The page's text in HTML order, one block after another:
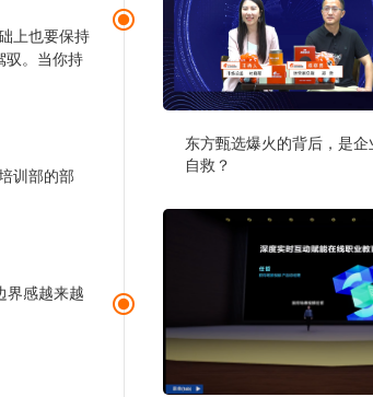
上也要保持
驭。当你持
训部的部
界感越来越
东方甄选爆火的背后，是
自救？